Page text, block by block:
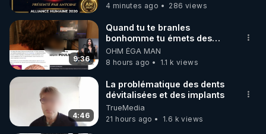
Il a même été dit récemment sur Internet ceci : «
Frédéric Laroche est le meilleur spécialiste en
France sur les armes électromagnétiques ».
Vous pourrez poser vos questions dans mon
groupe de travail sur Telegram :
"Au Terrier Du Lapin Blanc" :
Site Web : https://www.auterrierdulapinblanc.com
Fil Telegram : https://t.me/+-YjylSURlaQ2NTZk
4 minutes ago
286 views
9:36
Quand tu te branles
bonhomme tu émets des
ondes ils ont juste omis de
t'expliquer
OHM ÉGA MAN
8 hours ago
1.1 k views
4:46
La problématique des dents
dévitalisées et des implants
TrueMedia
21 hours ago
1.6 k views